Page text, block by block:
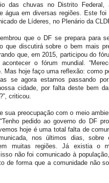
das chuvas no Distrito
água em diversas regiões. Este
de Líderes, no Plenário da
que o DF se prepara para
que discutirá sobre o bem mais
que, em 2015, participou do
acontecer o fórum mundial.
Mas hoje faço uma reflexão: como
se agora estamos passando
cidade, por falta deste bem
criticou.
sua preocupação com o meio
pedido ao governo do DF
hoje é uma total falta de
nos últimos dias,
muitas regiões. Já existia o
não foi comunicado à
de forma que a comunidade não